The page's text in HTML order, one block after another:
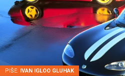
PIŠE: IVAN IGLOO GLUHAK